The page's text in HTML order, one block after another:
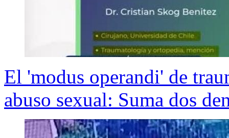
El 'modus operandi' de
abuso sexual: Suma dos